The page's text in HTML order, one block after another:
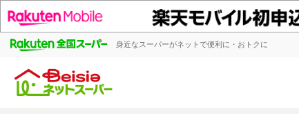
身近なスーパーがネットで便利に・おトクに